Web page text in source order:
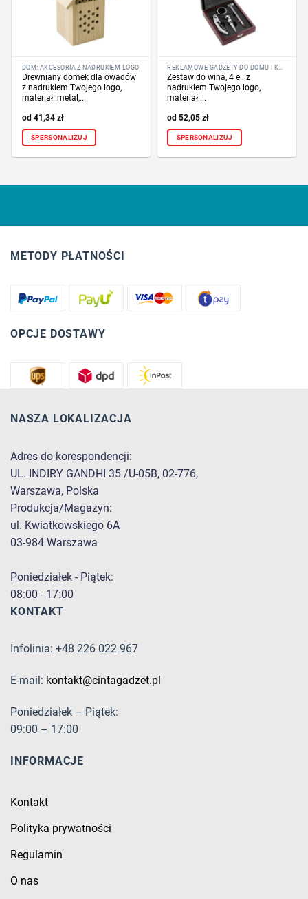
DOM: AKCESORIA Z NADRUKIEM LOGO
Drewniany domek dla owadów
z nadrukiem Twojego logo,
materiał: metal,...
41,34 zł
SPERSONALIZUJ
Zestaw do wina, 4 el. z
nadrukiem Twojego logo,
materiał:...
52,05zł
SPERSONALIZUJ
METODY PŁATNOŚCI
OPCJE DOSTAWY
NASZA LOKALIZACJA
Adres do korespondencji:
UL. INDIRY GANDHI 35 /U-05B, 02-776,
Warszawa, Polska
Produkcja/Magazyn:
ul. Kwiatkowskiego 6A
03-984 Warszawa
Poniedziałek - Piątek:
08:00 - 17:00
KONTAKT
Infolinia: +48 226 022 967
E-mail: kontakt@cintagadzet.pl
Poniedziałek – Piątek:
09:00 – 17:00
INFORMACJE
Kontakt
Polityka prywatności
Regulamin
O nas